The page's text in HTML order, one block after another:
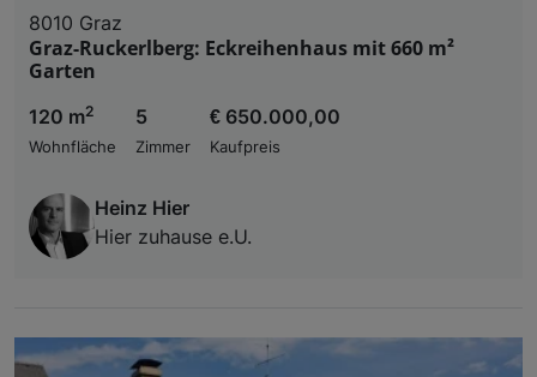
8010 Graz
Graz-Ruckerlberg: Eckreihenhaus mit 660 m²
Garten
120 m2
Wohnfläche
5
Zimmer
€ 650.000,00
Kaufpreis
Heinz Hier
Hier zuhause e.U.